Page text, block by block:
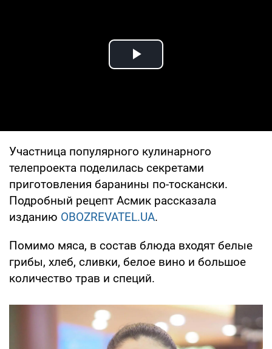
Play Video
Участница популярного кулинарного
телепроекта поделилась секретами
приготовления баранины по-тоскански.
Подробный рецепт Асмик рассказала
изданию OBOZREVATEL.UA.
Помимо мяса, в состав блюда входят белые
грибы, хлеб, сливки, белое вино и большое
количество трав и специй.